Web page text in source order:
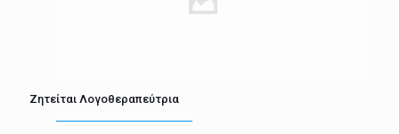
Ζητείται Λογοθεραπεύτρια